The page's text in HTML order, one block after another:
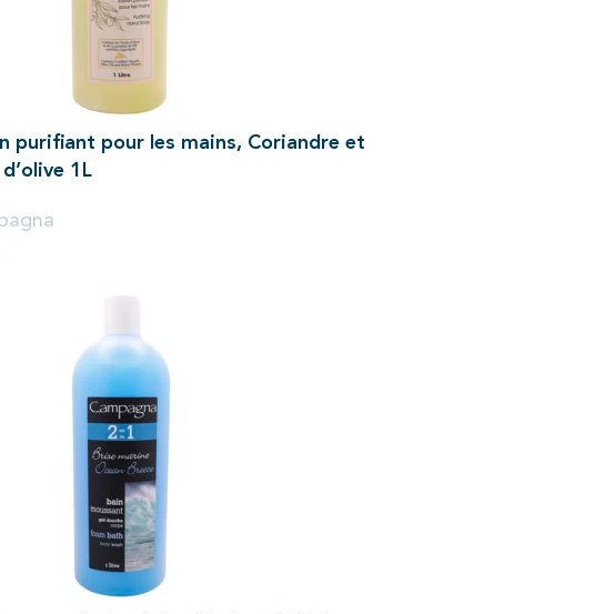
purifiant pour les mains, Coriandre et
1L